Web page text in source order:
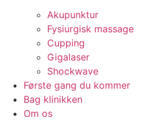
Akupunktur
Fysiurgisk massage
Cupping
Gigalaser
Shockwave
Første gang du kommer
Bag klinikken
Om os